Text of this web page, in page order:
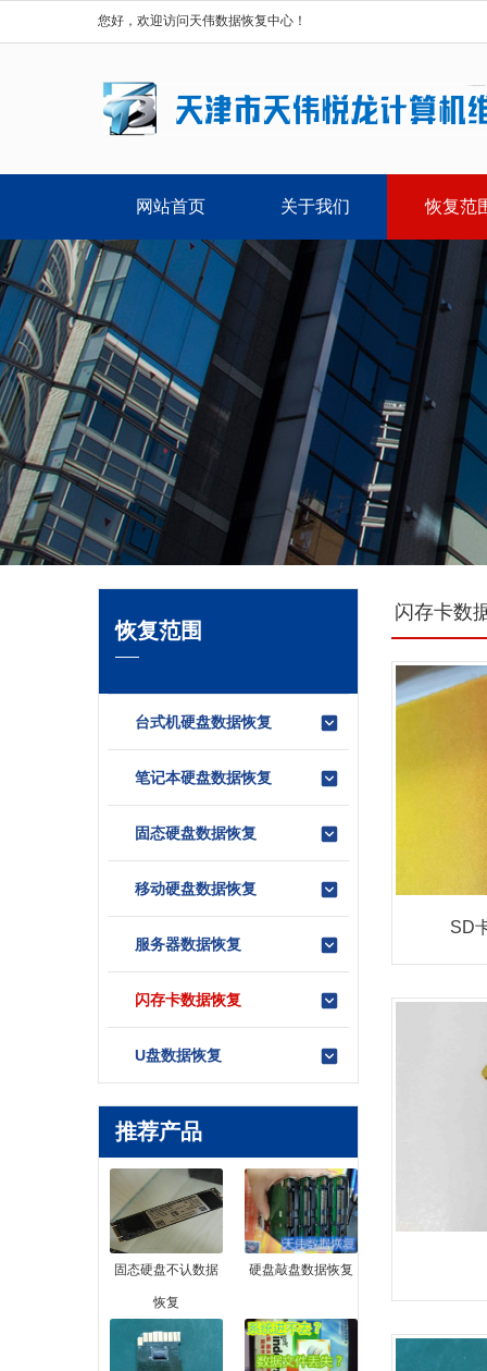
您好，欢迎访问天伟数据恢复中心！
网站首页 关于我们 恢复范
恢复范围
台式机硬盘数据恢复
笔记本硬盘数据恢复
固态硬盘数据恢复
移动硬盘数据恢复
服务器数据恢复
闪存卡数据恢复
U盘数据恢复
推荐产品
固态硬盘不认数据
恢复
硬盘敲盘数据恢复
闪存卡数
SD